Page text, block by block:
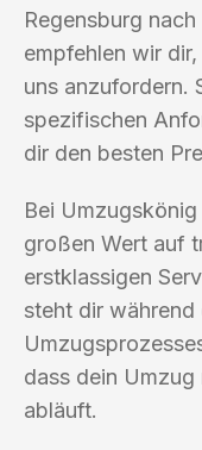
Regensburg
empfehlen wir
uns anzufordern.
spezifischen
dir den besten
Bei
großen Wert auf
erstklassigen
steht dir während
dass dein
abläuft.